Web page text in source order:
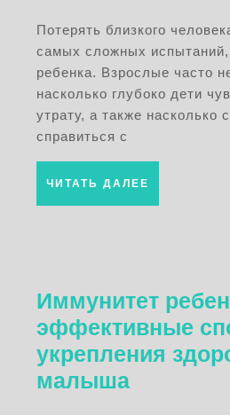
Потерять близкого человека — это одно из
самых сложных
ребенка. Взрослые часто
насколько глубоко дети
утрату, а также насколько
справиться с
ЧИТАТЬ ДАЛЕЕ
Иммунитет
эффективные
укрепления
малыша